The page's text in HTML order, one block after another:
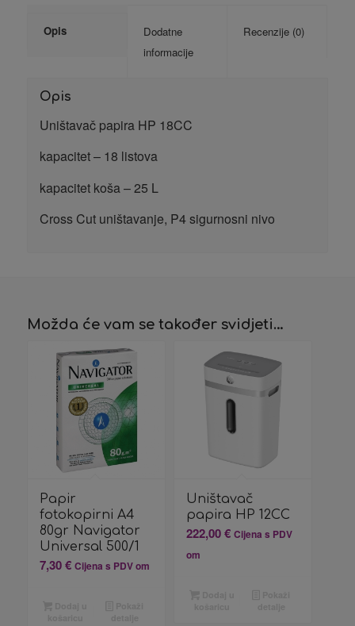
Opis
Dodatne
informacije
Recenzije (0)
Opis
Uništavač papira HP 18CC
kapacitet – 18 listova
kapacitet koša – 25 L
Cross Cut uništavanje, P4 sigurnosni nivo
Možda će vam se također svidjeti…
Papir
fotokopirni A4
80gr Navigator
Universal 500/1
7,30€ Cijena s PDV om
Uništavač
papira HP 12CC
222,00€ Cijena s PDV
om